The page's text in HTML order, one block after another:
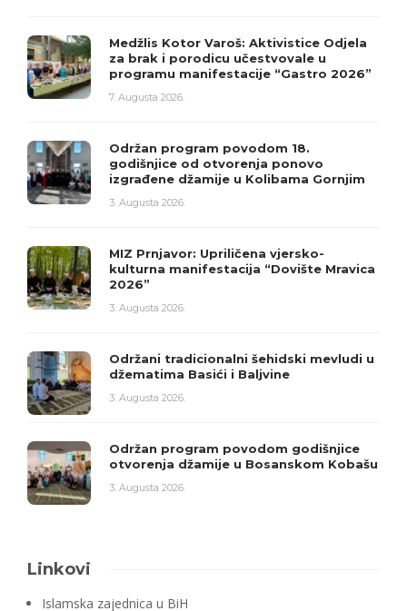
Medžlis Kotor Varoš: Aktivistice Odjela
za brak i porodicu učestvovale u
programu manifestacije “Gastro 2026”
7. Augusta 2026.
Održan program povodom 18.
godišnjice od otvorenja ponovo
izgrađene džamije u Kolibama Gornjim
3. Augusta 2026.
MIZ Prnjavor: Upriličena vjersko-
kulturna manifestacija “Dovište Mravica
2026”
3. Augusta 2026.
Održani tradicionalni šehidski mevludi u
džematima Basići i Baljvine
3. Augusta 2026.
Održan program povodom godišnjice
otvorenja džamije u Bosanskom Kobašu
3. Augusta 2026.
Linkovi
Islamska zajednica u BiH